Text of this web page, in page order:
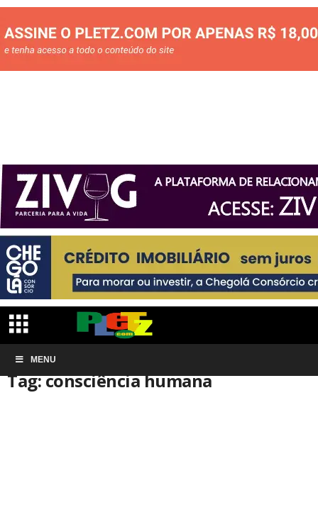
MENU
Início Tags
Tag: consciência humana